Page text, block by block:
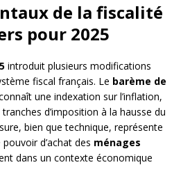
de la fiscalité
pour 2025
introduit plusieurs modifications
fiscal français. Le barème de
une indexation sur l’inflation,
d’imposition à la hausse du
bien que technique, représente
d’achat des ménages
dans un contexte économique